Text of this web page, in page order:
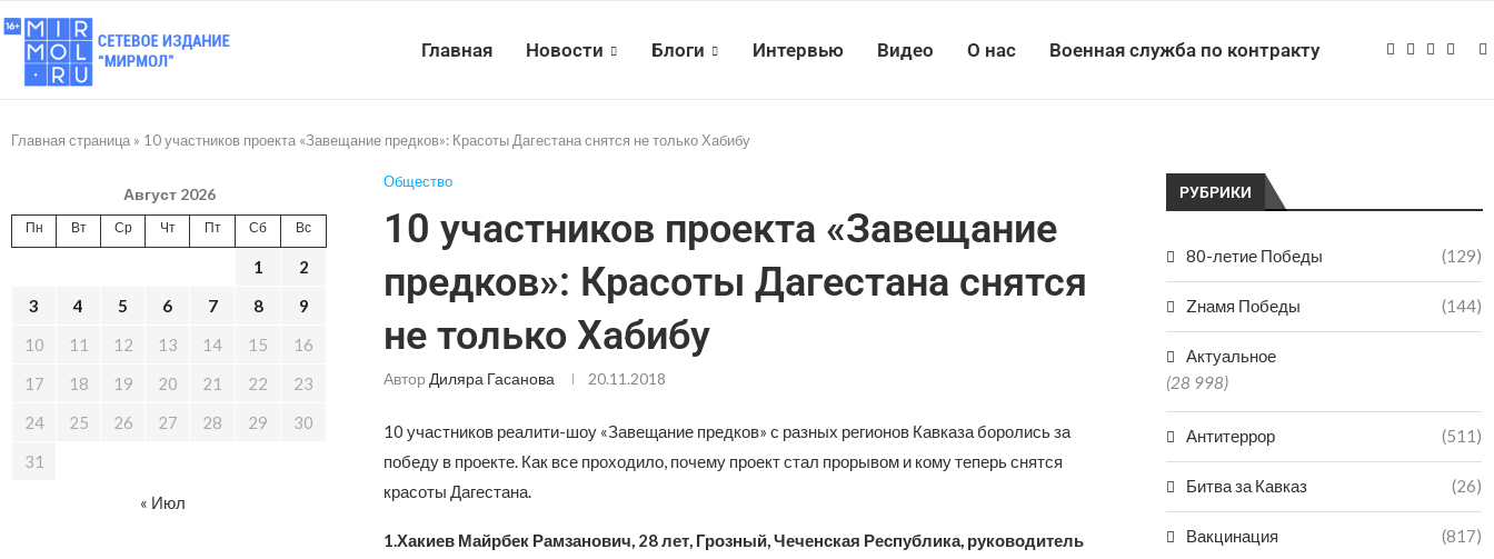
Главная Новости Блоги Интервью Видео О нас Военная служба по контракту
Главная страница » 10 участников проекта «Завещание предков»: Красоты Дагестана снятся не только Хабибу
Общество
10 участников проекта «Завещание
предков»: Красоты Дагестана снятся
не только Хабибу
Автор Диляра Гасанова 20.11.2018
10 участников реалити-шоу «Завещание предков» с разных регионов Кавказа боролись за
победу в проекте. Как все проходило, почему проект стал прорывом и кому теперь снятся
красоты Дагестана.
1.Хакиев Майрбек Рамзанович, 28 лет, Грозный, Чеченская Республика, руководитель
РУБРИКИ
80-летие Победы (129)
Zнамя Победы (144)
Актуальное
(28 998)
Антитеррор (511)
Битва за Кавказ (26)
Вакцинация (817)
Август 2026
Пн Вт Ср Чт Пт Сб Вс
1
2
3
4 5 6 7 8
9
10
11 12 13 14 15
16
17
18 19 20 21 22
23
24
25 26 27 28 29
30
31
« Июл